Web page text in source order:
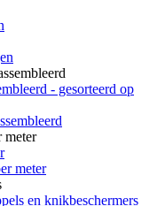
- gesorteerd op
meter
meter
en knikbeschermers